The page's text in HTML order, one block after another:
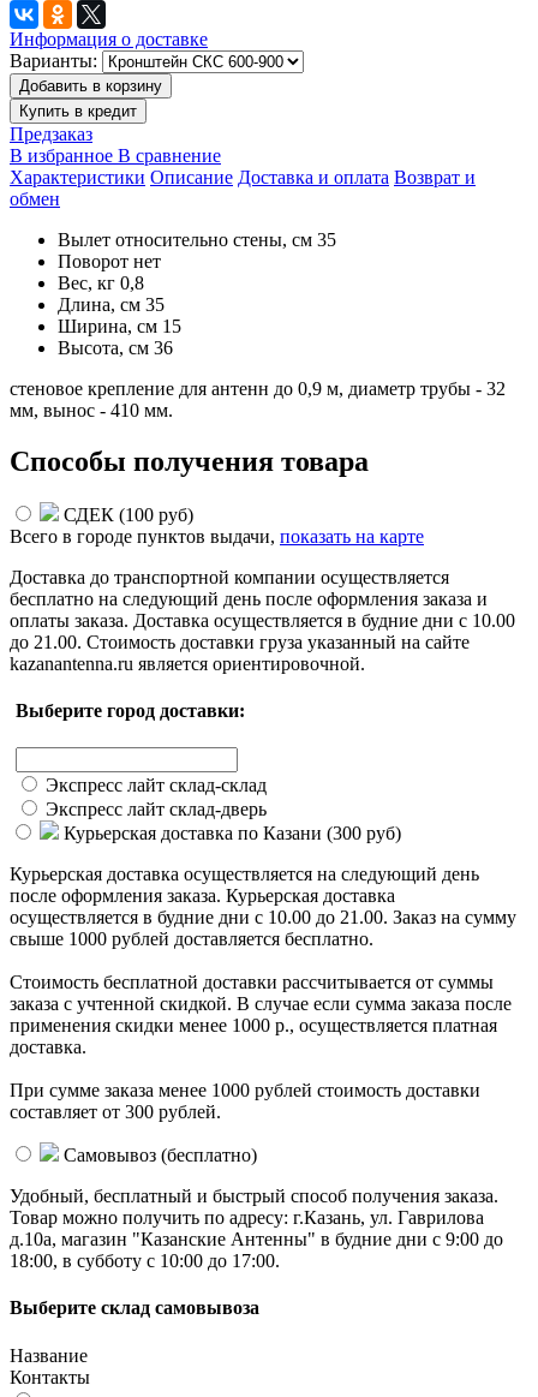
Информация о доставке
Варианты:
Добавить в корзину
Купить в кредит
Предзаказ
В избранное В сравнение
Характеристики Описание Доставка и оплата Возврат и
обмен
Вылет относительно стены, см 35
Поворот нет
Вес, кг 0,8
Длина, см 35
Ширина, см 15
Высота, см 36
стеновое крепление для антенн до 0,9 м, диаметр трубы - 32
мм, вынос - 410 мм.
Способы получения товара
СДЕК (100 руб)
Всего в городе пунктов выдачи, показать на карте
Доставка до транспортной компании осуществляется
бесплатно на следующий день после оформления заказа и
оплаты заказа. Доставка осуществляется в будние дни с 10.00
до 21.00. Стоимость доставки груза указанный на сайте
kazanantenna.ru является ориентировочной.
Выберите город доставки:
Экспресс лайт склад-склад
Экспресс лайт склад-дверь
Курьерская доставка по Казани (300 руб)
Курьерская доставка осуществляется на следующий день
после оформления заказа. Курьерская доставка
осуществляется в будние дни с 10.00 до 21.00. Заказ на сумму
свыше 1000 рублей доставляется бесплатно.
Стоимость бесплатной доставки раcсчитывается от суммы
заказа с учтенной скидкой. В случае если сумма заказа после
применения скидки менее 1000 р., осуществляется платная
доставка.
При сумме заказа менее 1000 рублей стоимость доставки
составляет от 300 рублей.
Самовывоз (бесплатно)
Удобный, бесплатный и быстрый способ получения заказа.
Товар можно получить по адресу: г.Казань, ул. Гаврилова
д.10а, магазин "Казанские Антенны" в будние дни с 9:00 до
18:00, в субботу с 10:00 до 17:00.
Выберите склад самовывоза
Название
Контакты